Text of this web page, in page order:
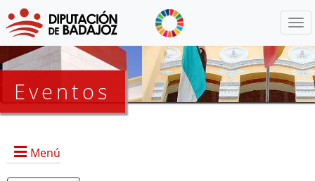
Eventos
Menú